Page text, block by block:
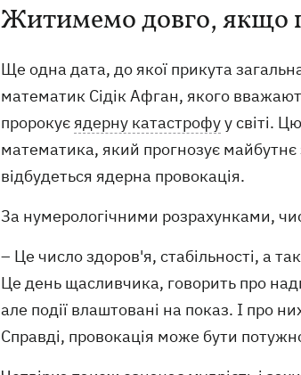
Житимемо довго, якщо
Ще одна дата, до якої прикута
математик Сідік Афган, якого
пророкуєядерну катастрофуу світі.
математика, який прогнозує
відбудеться ядерна провокація.
За нумерологічними розрахунками,
– Це число здоров'я, стабільності, а
Це день щасливчика, говорить про
але події влаштовані на показ. І про
Справді, провокація може бути